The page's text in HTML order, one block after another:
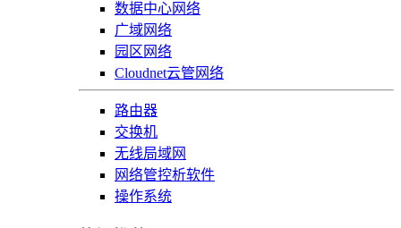
数据中心网络
广域网络
园区网络
Cloudnet云管网络
路由器
交换机
无线局域网
网络管控析软件
操作系统